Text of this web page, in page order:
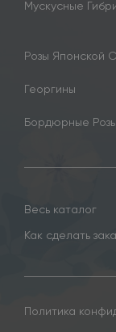
Мускусные
Розы Японской
Георгины
Бордюрные Розы
Весь каталог
Как сделать
Политика